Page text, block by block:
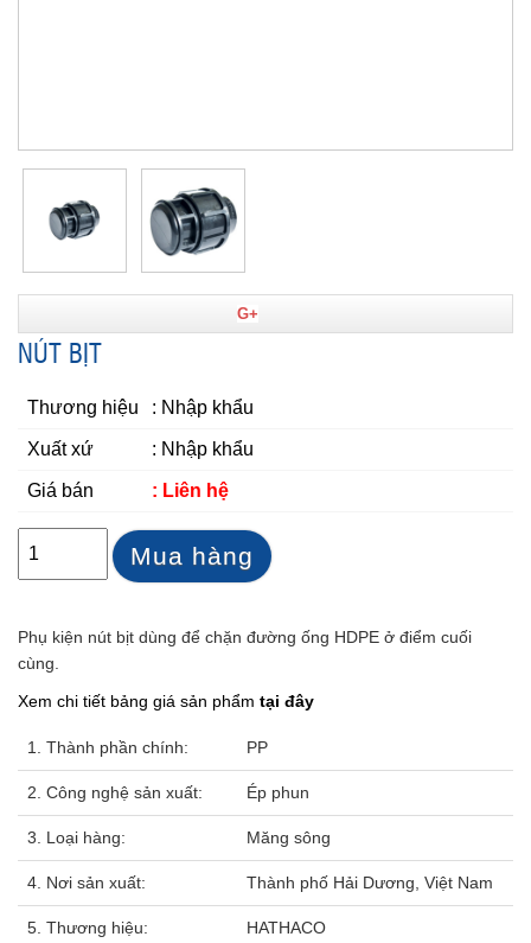
G+
NÚT BỊT
Thương hiệu : Nhập khẩu
Xuất xứ : Nhập khẩu
Giá bán : Liên hệ
Mua hàng
Phụ kiện nút bịt dùng để chặn đường ống HDPE ở điểm cuối
cùng.
Xem chi tiết bảng giá sản phẩm tại đây
1. Thành phần chính: PP
2. Công nghệ sản xuất: Ép phun
3. Loại hàng: Măng sông
4. Nơi sản xuất: Thành phố Hải Dương, Việt Nam
5. Thương hiệu: HATHACO